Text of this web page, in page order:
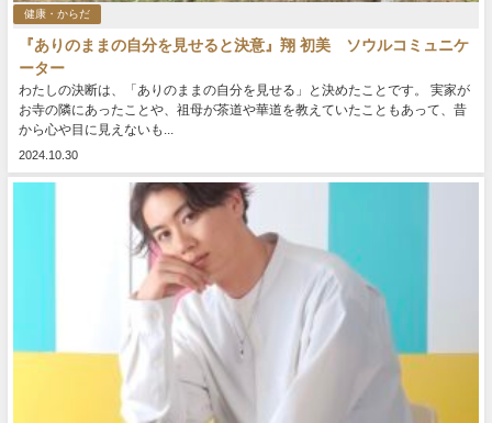
健康・からだ
『ありのままの自分を見せると決意』翔 初美 ソウルコミュニケ
ーター
わたしの決断は、「ありのままの自分を見せる」と決めたことです。 実家が
お寺の隣にあったことや、祖母が茶道や華道を教えていたこともあって、昔
から心や目に見えないも...
2024.10.30